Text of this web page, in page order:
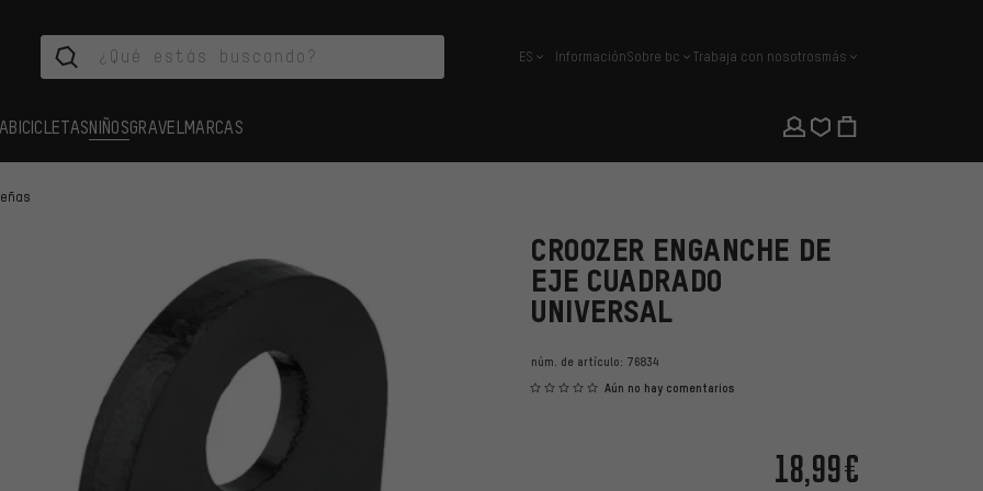
español
ES InformaciónSobre bc Trabaja con nosotrosmás
BICICLETASNIÑOSGRAVEL MARCAS
CROOZER ENGANCHE DE
EJE CUADRADO
UNIVERSAL
núm. de artículo: 76834
Aún no hay comentarios
18,99€